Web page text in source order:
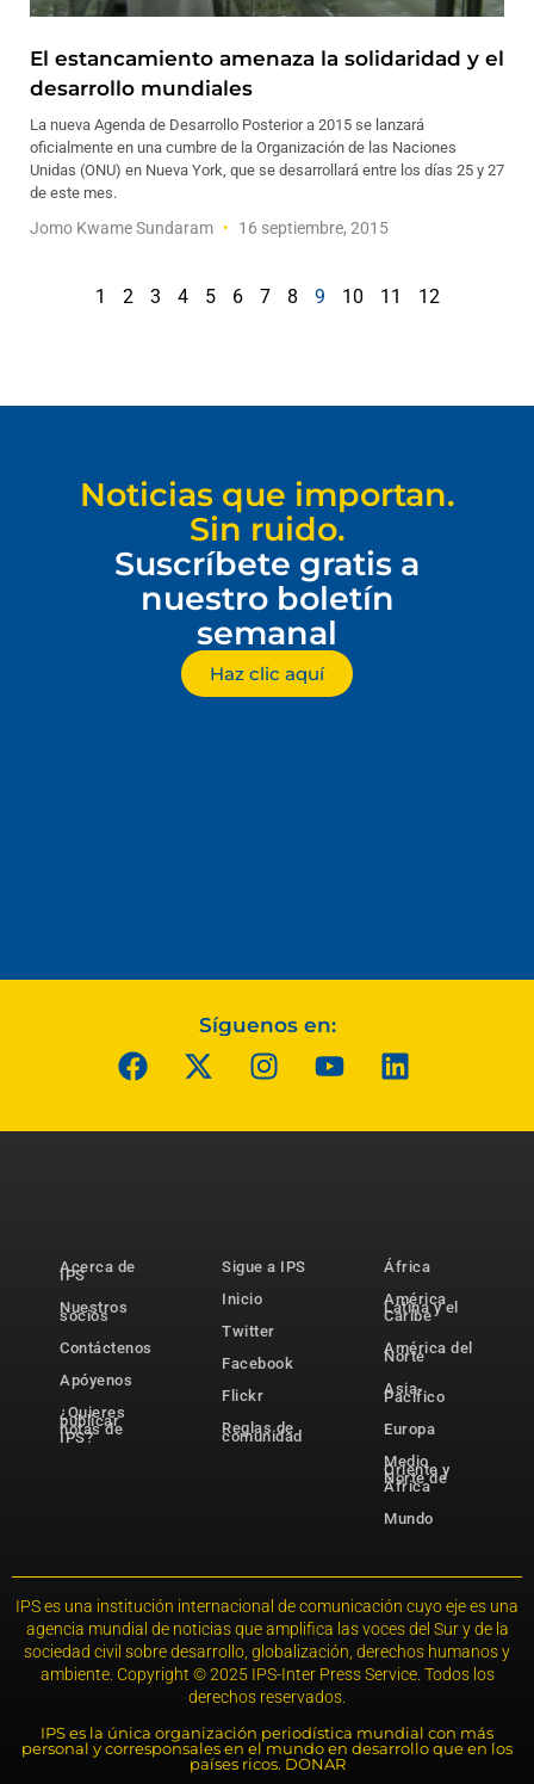
El estancamiento amenaza la solidaridad y el
desarrollo mundiales
La nueva Agenda de Desarrollo Posterior a 2015 se lanzará
oficialmente en una cumbre de la Organización de las Naciones
Unidas (ONU) en Nueva York, que se desarrollará entre los días 25 y 27
de este mes.
Jomo Kwame Sundaram 16 septiembre, 2015
1 2 3 4 5 6 7 8 9 10 11 12
Noticias que importan.
Sin ruido.
Suscríbete gratis a
nuestro boletín
semanal
Haz clic aquí
Síguenos en:
Acerca de
IPS
Nuestros
socios
Contáctenos
Apóyenos
¿Quieres
publicar
notas de
IPS?
Sigue a IPS
Inicio
Twitter
Facebook
Flickr
Reglas de
comunidad
África
América
Latina y el
Caribe
América del
Norte
Asia-
Pacífico
Europa
Medio
Oriente y
Norte de
África
Mundo
IPS es una institución internacional de comunicación cuyo eje es una
agencia mundial de noticias que amplifica las voces del Sur y de la
sociedad civil sobre desarrollo, globalización, derechos humanos y
ambiente. Copyright © 2025 IPS-Inter Press Service. Todos los
derechos reservados.
IPS es la única organización periodística mundial con más
personal y corresponsales en el mundo en desarrollo que en los
países ricos. DONAR